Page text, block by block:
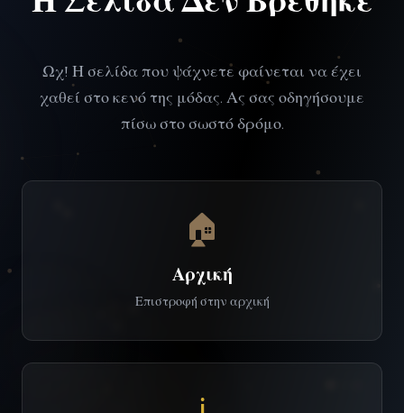
Ωχ! Η σελίδα που ψάχνετε φαίνεται να έχει
χαθεί στο κενό της μόδας. Ας σας οδηγήσουμε
πίσω στο σωστό δρόμο.
🏠
Αρχική
Επιστροφή στην αρχική